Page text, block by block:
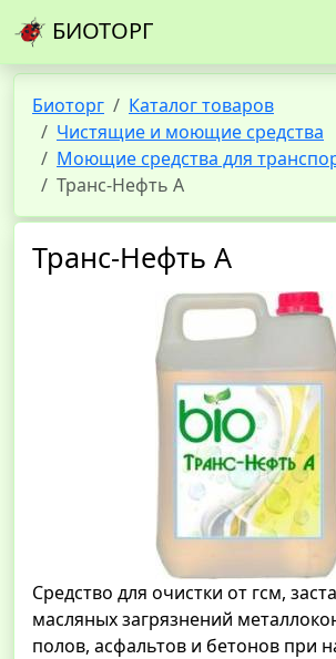
БИОТОРГ
Биоторг
Каталог товаров
Чистящие и моющие средства
Моющие средства для
Транс-Нефть А
Транс-Нефть А
Средство для очистки от гсм,
масляных загрязнений
полов, асфальтов и бетонов при